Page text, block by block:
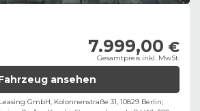
7.999,00 €
Gesamtpreis inkl. MwSt.
ansehen
GmbH, Kolonnenstraße 31, 10829 Berlin;